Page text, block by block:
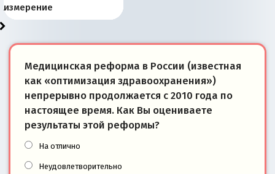
«переобувании» хозяев
суверенной экономике
Анкориджа
внутренней политике
отношениям с Россией?
Южной Осетии
измерение
Медицинская реформа в России (известная
как «оптимизация здравоохранения»)
непрерывно продолжается с 2010 года по
настоящее время. Как Вы оцениваете
результаты этой реформы?
На отлично
Неудовлетворительно